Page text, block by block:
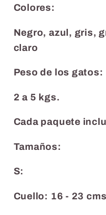
Colores:
Negro, azul, gris,
claro
Peso de los gatos:
2 a 5 kgs.
Cada paquete
Tamaños:
S:
Cuello: 16 - 23